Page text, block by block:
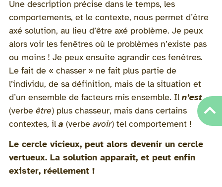
Une description précise dans le temps, les
comportements, et le contexte, nous permet d’être
axé solution, au lieu d’être axé problème. Je peux
alors voir les fenêtres où le problèmes n’existe pas
ou moins ! Je peux ensuite agrandir ces fenêtres.
Le fait de « chasser » ne fait plus partie de
l’individu, de sa définition, mais de la situation et
d’un ensemble de facteurs mis ensemble. Iln’est
(verbe être) plus chasseur, mais dans certains
contextes, ila (verbe avoir) tel comportement !
Le cercle vicieux, peut alors devenir un cercle
vertueux. La solution apparait, et peut enfin
exister, réellement !